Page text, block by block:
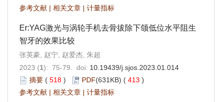
参考文献 | 相关文章 | 计量指标
Er:YAG激光与涡轮手机去骨拔除下颌低位水平阻生
智牙的效果比较
张英豪, 赵宁, 赵爱杰, 朱超
2023 (1): 75-79. doi: 10.19439/j.sjos.2023.01.014
摘要 ( 518 ) PDF(631KB) ( 413 )
参考文献 | 相关文章 | 计量指标